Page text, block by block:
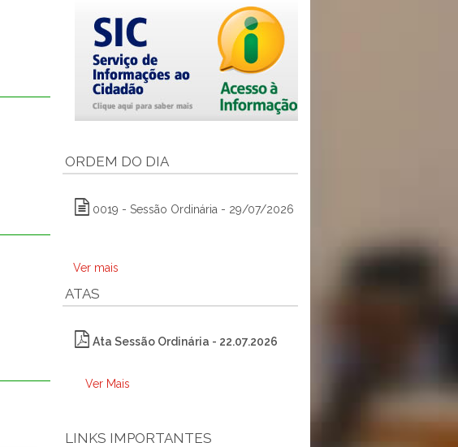
ORDEM DO DIA
0019 - Sessão Ordinária - 29/07/2026
Ver mais
ATAS
Ata Sessão Ordinária - 22.07.2026
Ver Mais
LINKS IMPORTANTES